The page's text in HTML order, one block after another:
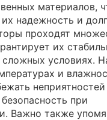
материалов,
надежность и
проходят
их
условиях.
и
при
Важно также